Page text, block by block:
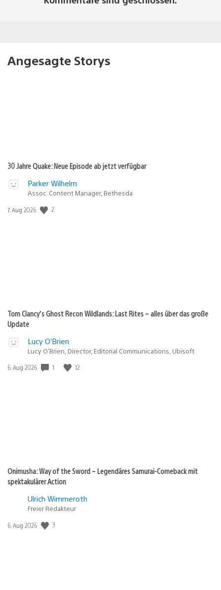
Angesagte Storys
30 Jahre Quake: Neue Episode ab jetzt verfügbar
Parker Wilhelm
Assoc. Content Manager, Bethesda
Veröffentlichungsdatum:
7. Aug 2026 2
Tom Clancy’s Ghost Recon Wildlands: Last Rites – alles über das große
Update
Lucy O’Brien
Lucy O’Brien, Director, Editorial Communications, Ubisoft
Veröffentlichungsdatum:
6. Aug 2026 1 12
Onimusha: Way of the Sword – Legendäres Samurai-Comeback mit
spektakulärer Action
Ulrich Wimmeroth
Freier Redakteur
Veröffentlichungsdatum:
6. Aug 2026 3